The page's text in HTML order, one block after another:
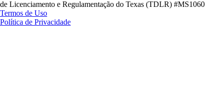
de Licenciamento e Regulamentação do Texas (TDLR) #MS1060
Termos de Uso
Política de Privacidade